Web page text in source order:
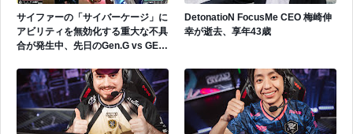
サイファーの「サイバーケージ」に
アビリティを無効化する重大な不具
合が発生中、先日のGen.G vs GEで
DetonatioN FocusMe CEO 梅崎伸
幸が逝去、享年43歳